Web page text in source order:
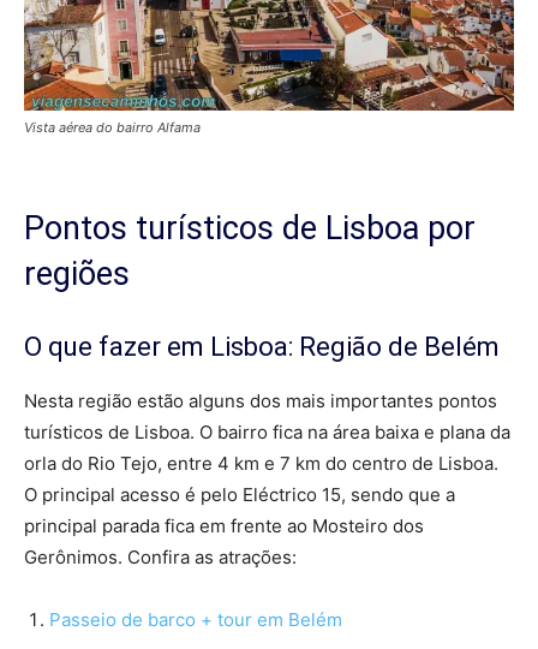
Vista aérea do bairro Alfama
Pontos turísticos de Lisboa por
regiões
O que fazer em Lisboa: Região de Belém
Nesta região estão alguns dos mais importantes pontos
turísticos de Lisboa. O bairro fica na área baixa e plana da
orla do Rio Tejo, entre 4 km e 7 km do centro de Lisboa.
O principal acesso é pelo Eléctrico 15, sendo que a
principal parada fica em frente ao Mosteiro dos
Gerônimos. Confira as atrações:
Passeio de barco + tour em Belém